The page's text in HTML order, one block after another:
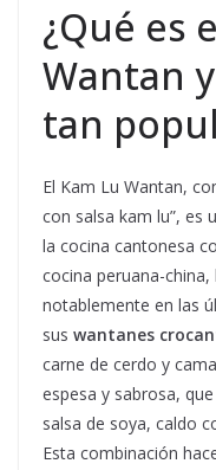
¿Qué es
Wantan
tan
El Kam Lu Wantan,
con salsa kam lu”, es
la cocina cantonesa
cocina peruana-
notablemente en las
sus wantanes
carne de cerdo y
espesa y sabrosa,
salsa de soya, caldo
Esta combinación